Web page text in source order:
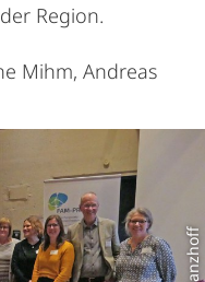
Region.
Mihm, Andreas